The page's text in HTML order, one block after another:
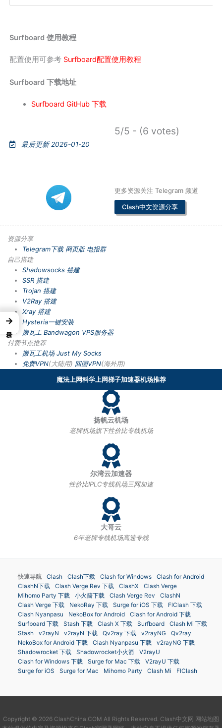
Surfboard 使用教程
配置使用可参考 Surfboard配置使用教程
Surfboard 下载地址
Surfboard GitHub 下载
5/5 - (6 votes)
最后更新 2026-01-20
更多资源关注 Telegram 频道
Clash中文资源分享
资源分享
Telegram下载 网页版 电报群
自己搭建
Shadowsocks 搭建
SSR 搭建
Trojan 搭建
V2Ray 搭建
Xray 搭建
Hysteria一键安装
搬瓦工 Bandwagon VPS服务器
付费节点推荐
搬瓦工机场 Just My Socks
免费VPN(大陆用) 回国VPN(海外用)
魔法上网科学上网梯子加速器机场推荐
扬帆云机场
老牌机场旗下性价比专线机场
尔湾云加速器
性价比IPLC专线机场三网加速
大哥云
6年老牌专线机场高速专线
快速导航 Clash Clash下载 Clash for Windows
Clash for Android
ClashN下载
Clash Verge Rev 下载 ClashX
Clash Verge
Mihomo Party 下载
小火箭下载 Clash Verge Rev
ClashN
Clash Verge 下载
NekoRay 下载 Surge for iOS 下载
FlClash 下载
Clash Nyanpasu
NekoBox for Android
Clash for Android 下载
Surfboard 下载
Stash 下载 Clash X 下载 Surfboard
Clash Mi 下载
Stash
v2rayN v2rayN 下载 Qv2ray 下载 v2rayNG
Qv2ray
NekoBox for Android 下载
Clash Nyanpasu 下载
v2rayNG 下载
Shadowrocket 下载
Shadowrocket小火箭
V2rayU
Clash for Windows 下载
Surge for Mac 下载
V2rayU 下载
Surge for iOS
Surge for Mac Mihomo Party Clash Mi FlClash
Copyright © 2026 ClashChina.COM All Rights Reserved. Clash中文网 网站地图
→